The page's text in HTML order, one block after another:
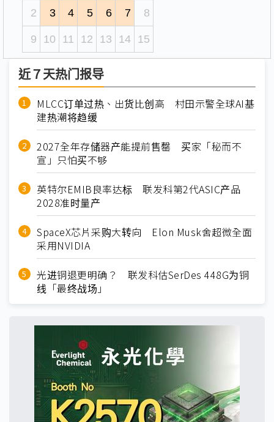
2 3 4 5 6 7 8
9 10 11 12 13 14 15
近７天热门报导
MLCC订单过热、出货比创高 村田示警全球AI基
建热潮将趋缓
2027全年存储器产能提前售罄 买家「秘而不
宣」只怕买不够
英特尔EMIB良率达标 联发科第2代ASIC产品
2028准时量产
SpaceX芯片采购大转向 Elon Musk舍超微全面
采用NVIDIA
光进铜退更明确？ 联发科估SerDes 448G为铜
线「最终战场」